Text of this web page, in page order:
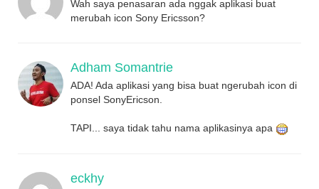
Wah saya penasaran ada nggak aplikasi buat
merubah icon Sony Ericsson?
Adham Somantrie
ADA! Ada aplikasi yang bisa buat ngerubah icon di
ponsel SonyEricson.
TAPI... saya tidak tahu nama aplikasinya apa
eckhy